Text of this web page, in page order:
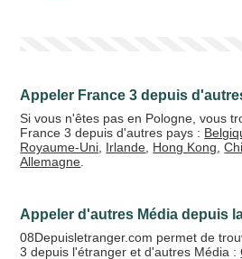
Appeler France 3 depuis
Si vous n'êtes pas en Pologne, vous
France 3 depuis d'autres pays :
Royaume-Uni Irlande Hong Kong ,
Allemagne
Appeler d'autres Média depuis
08Depuisletranger.com permet de
3 depuis l'étranger et d'autres Média :